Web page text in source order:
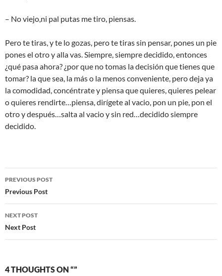
– No viejo,ni pal putas me tiro, piensas.
Pero te tiras, y te lo gozas, pero te tiras sin pensar, pones un pie
pones el otro y alla vas. Siempre, siempre decidido, entonces
¿qué pasa ahora? ¿por que no tomas la decisión que tienes que
tomar? la que sea, la más o la menos conveniente, pero deja ya
la comodidad, concéntrate y piensa que quieres, quieres pelear
o quieres rendirte…piensa, dirígete al vacio, pon un pie, pon el
otro y después…salta al vacio y sin red…decidido siempre
decidido.
Post
navigation
PREVIOUS POST
Previous Post
NEXT POST
Next Post
4 THOUGHTS ON “”